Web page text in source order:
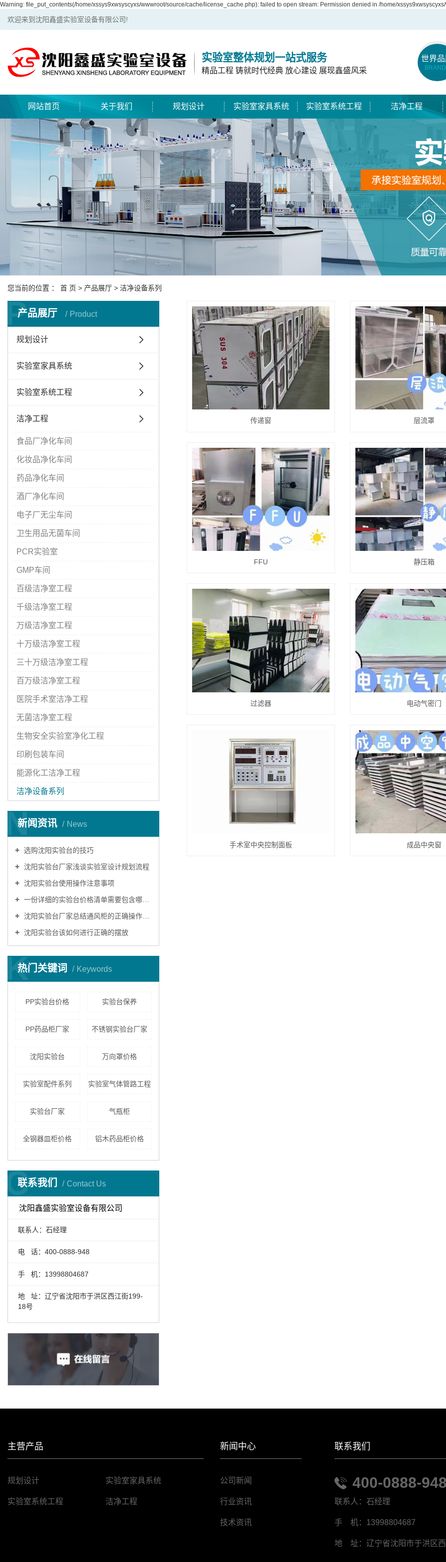
Warning: file_put_contents(/home/xssys9xwsyscyxs/wwwroot/source/cache/license_cache.php): failed to open stream: Permission denied in /home/
欢迎来到沈阳鑫盛实验室设备有限公司!
实验室整体规划一站式服务
精品工程 铸就时代经典 放心建设 展现鑫盛风采
世界
网站首页 关于我们 规划设计 实验室家具系统 实验室系统工程 洁净工程
您当前的位置 ： 首 页 > 产品展厅 > 洁净设备系列
产品展厅 Product
P
规划设计
实验室家具系统
实验室系统工程
洁净工程
食品厂净化车间
化妆品净化车间
药品净化车间
酒厂净化车间
电子厂无尘车间
卫生用品无菌车间
PCR实验室
GMP车间
百级洁净室工程
千级洁净室工程
万级洁净室工程
十万级洁净室工程
三十万级洁净室工程
百万级洁净室工程
医院手术室洁净工程
无菌洁净室工程
生物安全实验室净化工程
印刷包装车间
能源化工洁净工程
洁净设备系列
新闻资讯 News
N
选购沈阳实验台的技巧
沈阳实验台厂家浅谈实验室设计规划流程
沈阳实验台使用操作注意事项
一份详细的实验台价格清单需要包含哪些内容？
沈阳实验台厂家总结通风柜的正确操作模式
沈阳实验台该如何进行正确的摆放
热门关键词 Keywords
K
PP实验台价格 实验台保养
PP药品柜厂家 不锈钢实验台厂家
沈阳实验台 万向罩价格
实验室配件系列 实验室气体管路工程
实验台厂家 气瓶柜
全钢器皿柜价格 铝木药品柜价格
联系我们 Contact Us
C
沈阳鑫盛实验室设备有限公司
联系人：石经理
电 话：400-0888-948
手 机：13998804687
地 址：辽宁省沈阳市于洪区西江街199-
18号
传递窗 层流罩
FFU 静压箱
过滤器 电动气密门
手术室中央控制面板 成品中央窗
主营产品
规划设计 实验室家具系统
实验室系统工程 洁净工程
新闻中心
公司新闻
行业资讯
技术资讯
联系我们
400-0888-
联系人：石经理
手 机：13998804687
地 址：辽宁省沈阳市于洪区